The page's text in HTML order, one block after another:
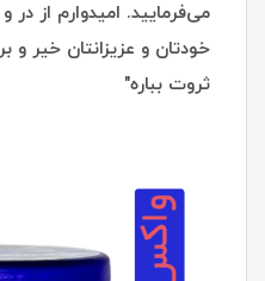
می‌فرمایید. امیدوارم از در
خودتان و عزیزانتان خیر
ثروت بباره"